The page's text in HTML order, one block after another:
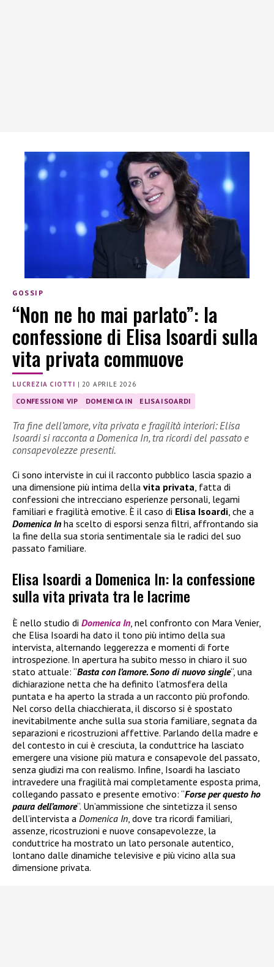
GOSSIP
“Non ne ho mai parlato”: la
confessione di Elisa Isoardi sulla
vita privata commuove
LUCREZIA CIOTTI |20 APRILE 2026
CONFESSIONI VIP DOMENICA IN ELISA ISOARDI
Tra fine dell’amore, vita privata e fragilità interiori: Elisa
Isoardi si racconta a Domenica In, tra ricordi del passato e
consapevolezze presenti.
Ci sono interviste in cui il racconto pubblico lascia spazio a
una dimensione più intima della vita privata , fatta di
confessioni che intrecciano esperienze personali, legami
familiari e fragilità emotive. È il caso di Elisa Isoardi , che a
Domenica In ha scelto di esporsi senza filtri, affrontando sia
la fine della sua storia sentimentale sia le radici del suo
passato familiare.
Elisa Isoardi a Domenica In: la confessione
sulla vita privata tra le lacrime
È nello studio di Domenica In, nel confronto con Mara Venier,
che Elisa Isoardi ha dato il tono più intimo della sua
intervista, alternando leggerezza e momenti di forte
introspezione. In apertura ha subito messo in chiaro il suo
stato attuale: “Basta con l’amore. Sono di nuovo single“, una
dichiarazione netta che ha definito l’atmosfera della
puntata e ha aperto la strada a un racconto più profondo.
Nel corso della chiacchierata, il discorso si è spostato
inevitabilmente anche sulla sua storia familiare, segnata da
separazioni e ricostruzioni affettive. Parlando della madre e
del contesto in cui è cresciuta, la conduttrice ha lasciato
emergere una visione più matura e consapevole del passato,
senza giudizi ma con realismo. Infine, Isoardi ha lasciato
intravedere una fragilità mai completamente esposta prima,
collegando passato e presente emotivo: “Forse per questo ho
paura dell’amore“. Un’ammissione che sintetizza il senso
dell’intervista a Domenica In, dove tra ricordi familiari,
assenze, ricostruzioni e nuove consapevolezze, la
conduttrice ha mostrato un lato personale autentico,
lontano dalle dinamiche televisive e più vicino alla sua
dimensione privata.